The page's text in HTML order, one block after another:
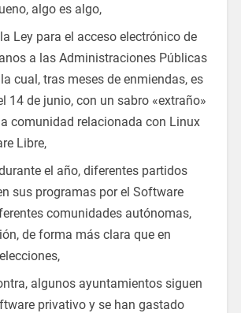
algo es algo,
Ley para el acceso electrónico de
a las Administraciones Públicas
la cual, tras meses de enmiendas, es
14 de junio, con un sabro «extraño»
comunidad relacionada con Linux
Libre,
el año, diferentes partidos
sus programas por el Software
comunidades autónomas,
de forma más clara que en
algunos ayuntamientos siguen
privativo y se han gastado